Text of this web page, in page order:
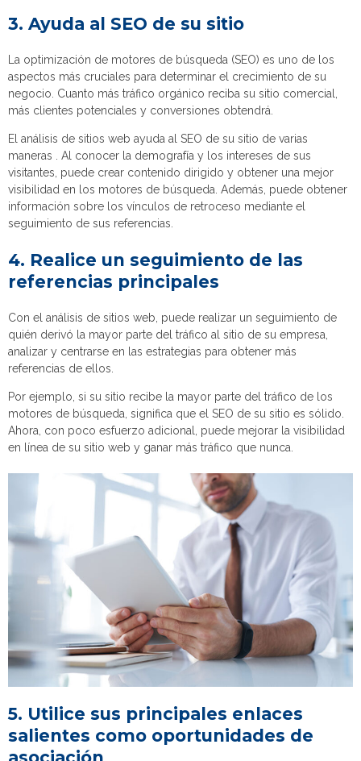
3. Ayuda al SEO de su sitio
La optimización de motores de búsqueda (SEO) es uno de los
aspectos más cruciales para determinar el crecimiento de su
negocio. Cuanto más tráfico orgánico reciba su sitio comercial,
más clientes potenciales y conversiones obtendrá.
El análisis de sitios web ayuda al SEO de su sitio de varias
maneras . Al conocer la demografía y los intereses de sus
visitantes, puede crear contenido dirigido y obtener una mejor
visibilidad en los motores de búsqueda. Además, puede obtener
información sobre los vínculos de retroceso mediante el
seguimiento de sus referencias.
4. Realice un seguimiento de las
referencias principales
Con el análisis de sitios web, puede realizar un seguimiento de
quién derivó la mayor parte del tráfico al sitio de su empresa,
analizar y centrarse en las estrategias para obtener más
referencias de ellos.
Por ejemplo, si su sitio recibe la mayor parte del tráfico de los
motores de búsqueda, significa que el SEO de su sitio es sólido.
Ahora, con poco esfuerzo adicional, puede mejorar la visibilidad
en línea de su sitio web y ganar más tráfico que nunca.
5. Utilice sus principales enlaces
salientes como oportunidades de